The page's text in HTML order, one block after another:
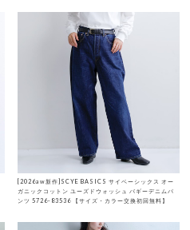
[2026aw新作]SCYE BASICS サイベーシックス オー
ガニックコットン ユーズドウォッシュ バギーデニムパ
ンツ 5726-83536 【サイズ・カラー交換初回無料】